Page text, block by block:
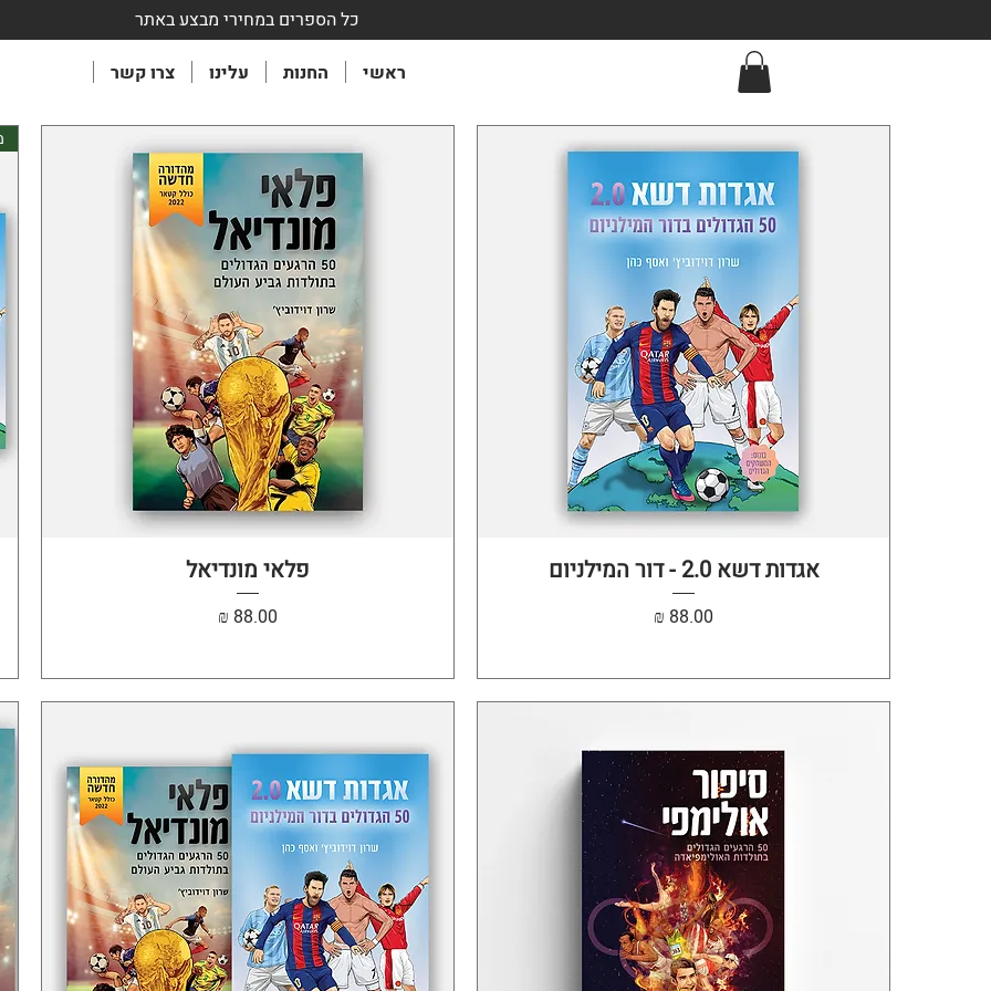
כל הספרים במחירי מבצע באתר
ראשי
החנות עלינו צרו קשר
תצוגה מהירהאגדות דשא 2.0 - דור המילניום
מחיר
תצוגה מהירה
פלאי מונדיאל
מחיר